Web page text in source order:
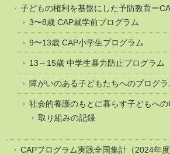
子どもの権利を基盤にした予防教育ー
3〜8歳 CAP就学前プログラム
9〜13歳 CAP小学生プログラム
13～15歳 中学生暴力防止プログラム
障がいのある子どもたちへのプログラ
社会的養護のもとに暮らす子どもへの
取り組みの記録
CAPプログラム実践全国集計（2024年度